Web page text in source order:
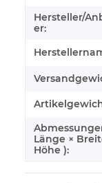
Hersteller/
er:
Länge ×
Höhe ):